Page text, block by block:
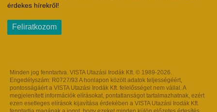
érdekes hírekről!
Feliratkozom
Minden jog fenntartva. VISTA Utazási Irodák Kft. © 1989-2026.
Engedélyszám: R0727/93 A honlapon közölt adatok teljességéért,
pontosságáért a VISTA Utazási Irodák Kft. felelősséget nem vállal. A
megjelenített információk elírásokat, pontatlanságot tartalmazhatnak, ezért
ezen esetleges elírások kijavítása érdekében a VISTA Utazási Irodák Kft.